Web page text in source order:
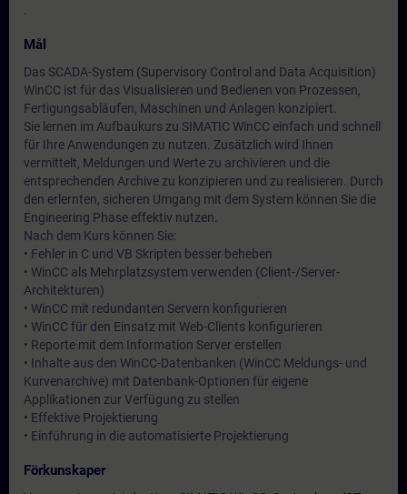
Mål
Das SCADA-System (Supervisory Control and Data Acquisition)
WinCC ist für das Visualisieren und Bedienen von Prozessen,
Fertigungsabläufen, Maschinen und Anlagen konzipiert.
Sie lernen im Aufbaukurs zu SIMATIC WinCC einfach und schnell
für Ihre Anwendungen zu nutzen. Zusätzlich wird Ihnen
vermittelt, Meldungen und Werte zu archivieren und die
entsprechenden Archive zu konzipieren und zu realisieren. Durch
den erlernten, sicheren Umgang mit dem System können Sie die
Engineering Phase effektiv nutzen.
Nach dem Kurs können Sie:
• Fehler in C und VB Skripten besser beheben
• WinCC als Mehrplatzsystem verwenden (Client-/Server-
Architekturen)
• WinCC mit redundanten Servern konfigurieren
• WinCC für den Einsatz mit Web-Clients konfigurieren
• Reporte mit dem Information Server erstellen
• Inhalte aus den WinCC-Datenbanken (WinCC Meldungs- und
Kurvenarchive) mit Datenbank-Optionen für eigene
Applikationen zur Verfügung zu stellen
• Effektive Projektierung
• Einführung in die automatisierte Projektierung
Förkunskaper